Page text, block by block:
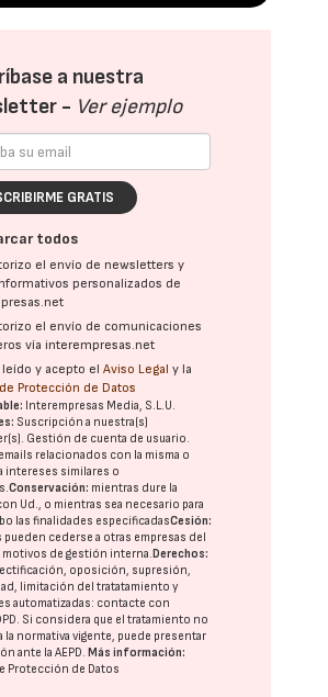
a nuestra
- Ver ejemplo
GRATIS
todos
el envío de newsletters y
personalizados de
el envío de comunicaciones
vía interempresas.net
leído y acepto elAviso Legal y la
Protección de Datos
Interempresas Media, S.L.U.
Suscripción a nuestra(s)
Gestión de cuenta de usuario.
relacionados con la misma o
intereses similares o
Conservación: mientras dure la
Ud., o mientras sea necesario para
las finalidades especificadasCesión:
pueden cederse a otras empresas del
motivos de gestión interna. Derechos:
oposición, supresión,
limitación del tratatamiento y
automatizadas: contacte con
. Si considera que el tratamiento no
la normativa vigente, puede presentar
ante laAEPD. Más información:
Protección de Datos